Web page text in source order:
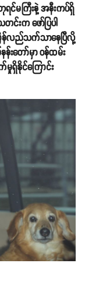
င်မကြီးနဲ့ အနီးကပ်ရှိ
င်းက ဖော်ပြပါ
ြန်လည်သက်သာနေပြီလို့
တော်မှာ ဝန်ထမ်း
မှုရှိနိုင်ကြောင်း